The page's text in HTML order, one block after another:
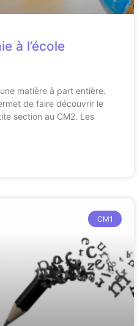
à l’école
matière à part entière.
de faire découvrir le
section au CM2. Les
CM1